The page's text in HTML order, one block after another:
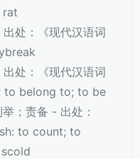
rat
处：《现代汉语词
处：《现代汉语词
to belong to; to be
；责备 - 出处：
to count; to